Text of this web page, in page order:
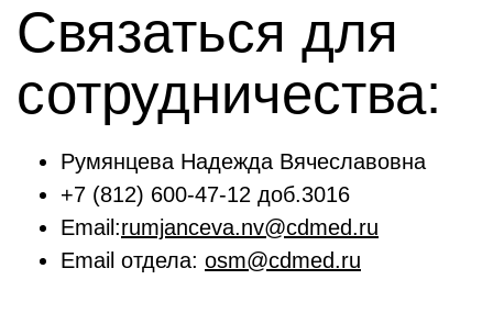
Связаться для
сотрудничества:
Румянцева Надежда Вячеславовна
+7 (812) 600-47-12 доб.3016
Email:rumjanceva.nv@cdmed.ru
Email отдела: osm@cdmed.ru